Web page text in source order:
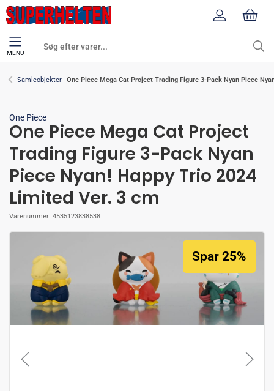
MENU
Samleobjekter One Piece Mega Cat Project Trading Figure 3-Pack Nyan Piece
One Piece
One Piece Mega Cat Project
Trading Figure 3-Pack Nyan
Piece Nyan! Happy Trio 2024
Limited Ver. 3 cm
Varenummer: 4535123838538
Spar 25%